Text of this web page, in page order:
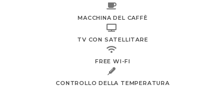
MACCHINA DEL CAFFÈ
TV CON SATELLITARE
FREE WI-FI
CONTROLLO DELLA TEMPERATURA